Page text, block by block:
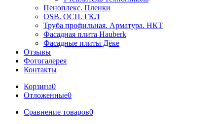
Пеноплекс. Пленки
OSB. ОСП. ГКЛ
Труба профильная. Арматура. НКТ
Фасадная плита Hauberk
Фасадные плиты Дёке
Отзывы
Фотогалерея
Контакты
Корзина0
Отложенные0
Сравнение товаров0